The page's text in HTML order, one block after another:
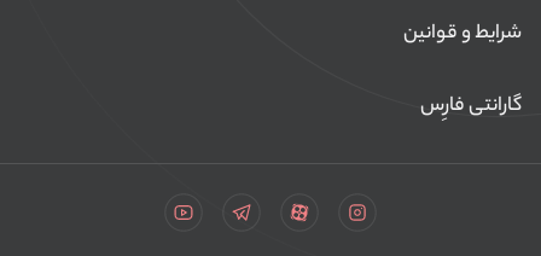
شرایط و قوانین
گارانتی فارِس